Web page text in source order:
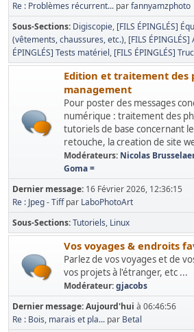
Re : Problèmes récurrent... parfannyamzphoto
Sous-Sections Digiscopie [FILS ÉPINGLÉS]
(vêtements, chaussures, etc.) [FILS
ÉPINGLÉS] Tests matériel [FILS ÉPINGLÉS]
Edition et traitement des
management
Pour poster des messages
numérique : traitement des
tutoriels de base concernant
retouche, la creation de site
Modérateurs: Nicolas
Goma =
Dernier message: 16 Février 2026, 12:36:15
Re : Jpeg - Tiffpar LaboPhotoArt
Sous-Sections Tutoriels Linux
Vos voyages & endroits
Parlez de vos voyages et de
vos projets à l'étranger, etc ...
Modérateur:gjacobs
Dernier message:Aujourd'hui à 06:46:56
Re : Bois, marais et pla... par Betal